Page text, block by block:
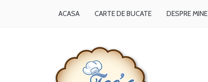
ACASA CARTE DE BUCATE DESPRE MINE